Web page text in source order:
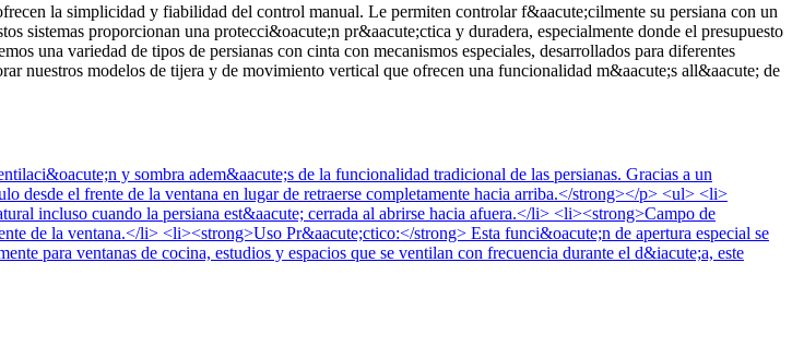
la simplicidad y fiabilidad del control manual. Le permiten controlar f&aacute;cilmente su persiana con un
sistemas proporcionan una protecci&oacute;n pr&aacute;ctica y duradera, especialmente donde el presupuesto
una variedad de tipos de persianas con cinta con mecanismos especiales, desarrollados para diferentes
nuestros modelos de tijera y de movimiento vertical que ofrecen una funcionalidad m&aacute;s all&aacute; de
y sombra adem&aacute;s de la funcionalidad tradicional de las persianas. Gracias a un
desde el frente de la ventana en lugar de retraerse completamente hacia arriba.</strong></p> <ul> <li>
incluso cuando la persiana est&aacute; cerrada al abrirse hacia afuera.</li> <li><strong>Campo de
de la ventana.</li> <li><strong>Uso Pr&aacute;ctico:</strong> Esta funci&oacute;n de apertura especial se
para ventanas de cocina, estudios y espacios que se ventilan con frecuencia durante el d&iacute;a, este